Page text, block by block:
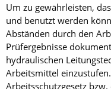
Um zu gewährleisten,
und benutzt werden
Abständen durch den
Prüfergebnisse
hydraulischen
Arbeitsmittel
Arbeitsschutzgesetz